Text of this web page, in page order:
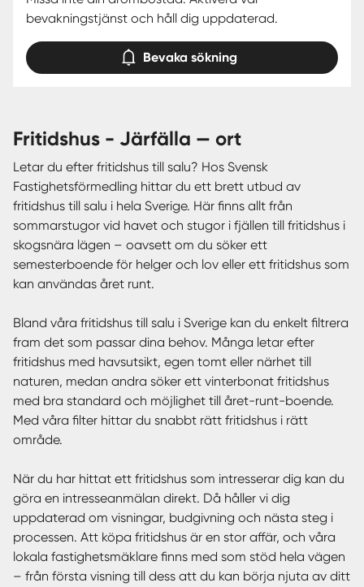
bevakningstjänst och håll dig uppdaterad.
Bevaka sökning
fritidshus - Järfälla — ort
Letar du efter fritidshus till salu? Hos Svensk
Fastighetsförmedling hittar du ett brett utbud av
fritidshus till salu i hela Sverige. Här finns allt från
sommarstugor vid havet och stugor i fjällen till fritidshus i
skogsnära lägen – oavsett om du söker ett
semesterboende för helger och lov eller ett fritidshus som
kan användas året runt.
Bland våra fritidshus till salu i Sverige kan du enkelt filtrera
fram det som passar dina behov. Många letar efter
fritidshus med havsutsikt, egen tomt eller närhet till
naturen, medan andra söker ett vinterbonat fritidshus
med bra standard och möjlighet till året-runt-boende.
Med våra filter hittar du snabbt rätt fritidshus i rätt
område.
När du har hittat ett fritidshus som intresserar dig kan du
göra en intresseanmälan direkt. Då håller vi dig
uppdaterad om visningar, budgivning och nästa steg i
processen. Att köpa fritidshus är en stor affär, och våra
lokala fastighetsmäklare finns med som stöd hela vägen
– från första visning till dess att du kan börja njuta av ditt